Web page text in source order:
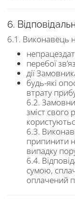
6.
6.1. Виконавець
перебої
дії
будь-які
втрату
6.2.
зміст свого
6.3.
припинити
випадку
6.4.
сумою,
оплачений